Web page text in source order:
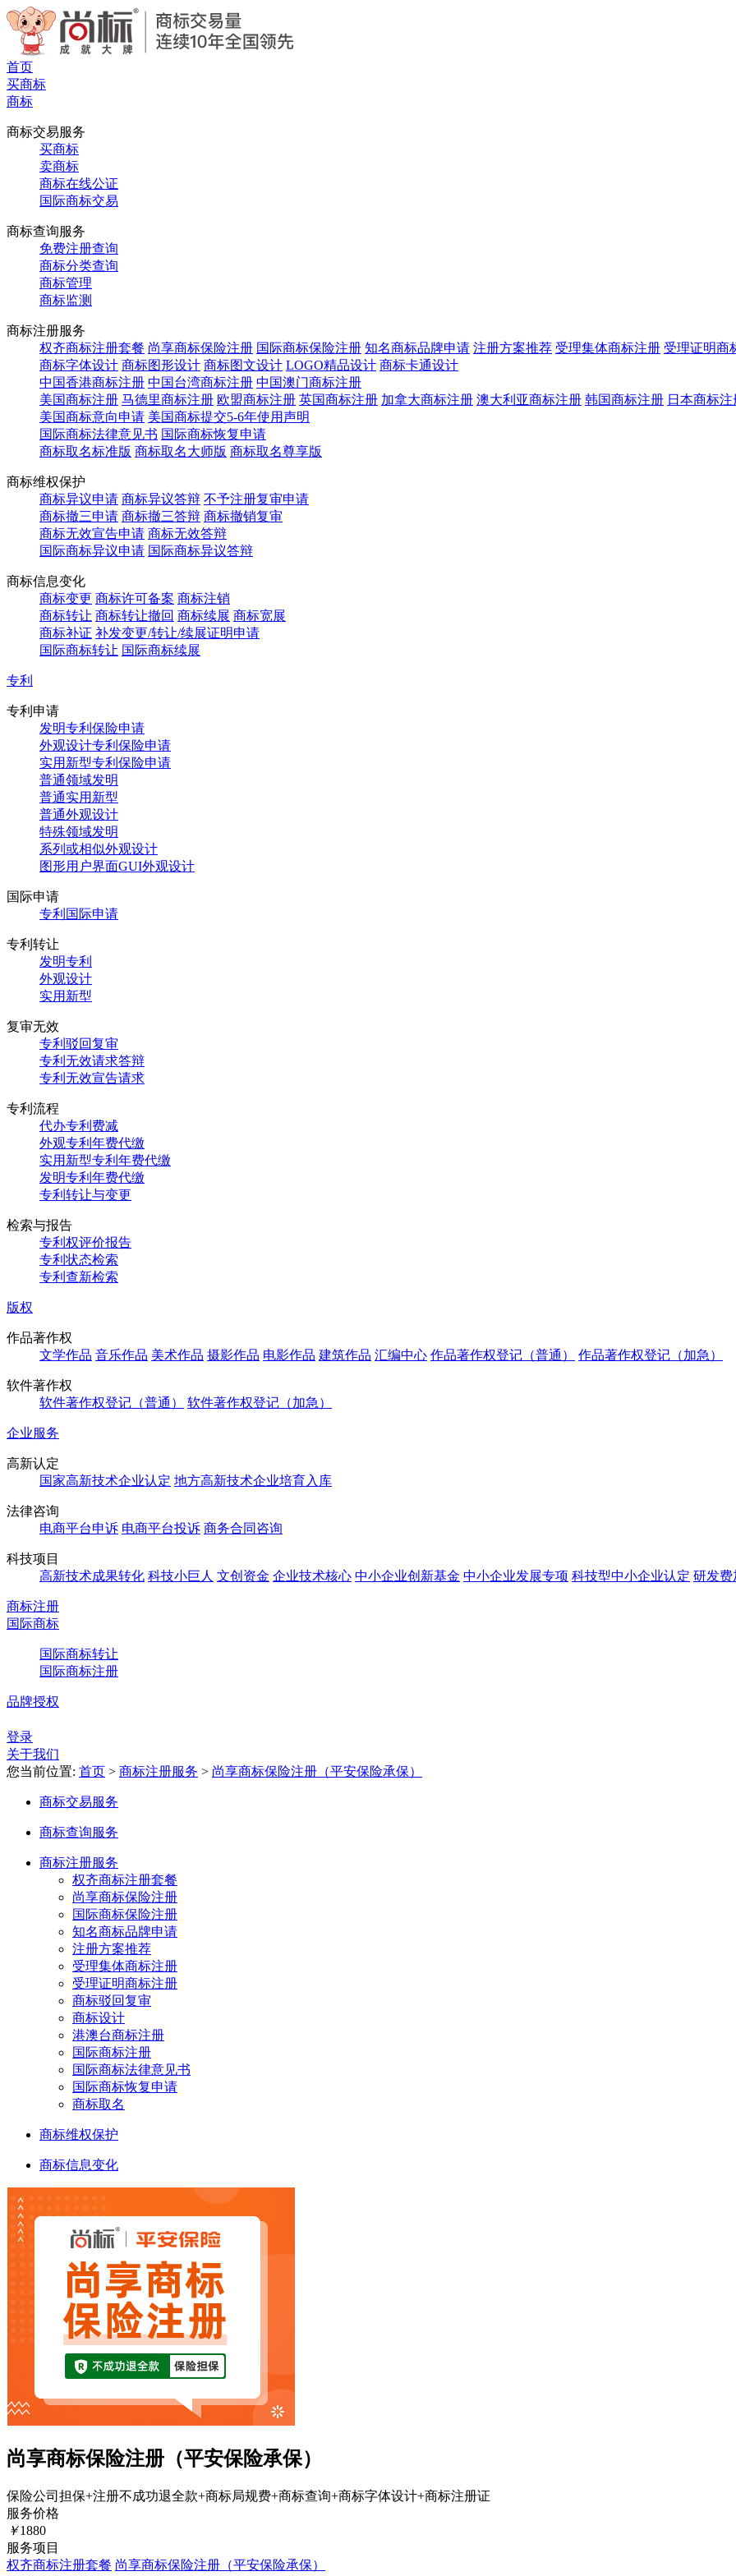
首页
买商标
商标
商标交易服务
买商标
卖商标
商标在线公证
国际商标交易
商标查询服务
免费注册查询
商标分类查询
商标管理
商标监测
商标注册服务
权齐商标注册套餐 尚享商标保险注册 国际商标保险注册 知名商标品牌申请 注册方案推荐 受理集体商标注册 受理证明商
商标字体设计 商标图形设计 商标图文设计 LOGO精品设计 商标卡通设计
中国香港商标注册 中国台湾商标注册 中国澳门商标注册
美国商标注册 马德里商标注册 欧盟商标注册 英国商标注册 加拿大商标注册 澳大利亚商标注册 韩国商标注册 日本商标注
美国商标意向申请 美国商标提交5-6年使用声明
国际商标法律意见书 国际商标恢复申请
商标取名标准版 商标取名大师版 商标取名尊享版
商标维权保护
商标异议申请 商标异议答辩 不予注册复审申请
商标撤三申请 商标撤三答辩 商标撤销复审
商标无效宣告申请 商标无效答辩
国际商标异议申请 国际商标异议答辩
商标信息变化
商标变更 商标许可备案 商标注销
商标转让 商标转让撤回 商标续展 商标宽展
商标补证 补发变更/转让/续展证明申请
国际商标转让 国际商标续展
专利
专利申请
发明专利保险申请
外观设计专利保险申请
实用新型专利保险申请
普通领域发明
普通实用新型
普通外观设计
特殊领域发明
系列或相似外观设计
图形用户界面GUI外观设计
国际申请
专利国际申请
专利转让
发明专利
外观设计
实用新型
复审无效
专利驳回复审
专利无效请求答辩
专利无效宣告请求
专利流程
代办专利费减
外观专利年费代缴
实用新型专利年费代缴
发明专利年费代缴
专利转让与变更
检索与报告
专利权评价报告
专利状态检索
专利查新检索
版权
作品著作权
文学作品 音乐作品 美术作品 摄影作品 电影作品 建筑作品 汇编中心 作品著作权登记（普通） 作品著作权登记（加急）
软件著作权
软件著作权登记（普通）
软件著作权登记（加急）
企业服务
高新认定
国家高新技术企业认定 地方高新技术企业培育入库
法律咨询
电商平台申诉 电商平台投诉 商务合同咨询
科技项目
高新技术成果转化 科技小巨人 文创资金 企业技术核心 中小企业创新基金 中小企业发展专项 科技型中小企业认定 研发费
商标注册
国际商标
国际商标转让
国际商标注册
品牌授权
登录
关于我们
您当前位置: 首页 > 商标注册服务 > 尚享商标保险注册（平安保险承保）
商标交易服务
商标查询服务
商标注册服务
权齐商标注册套餐
尚享商标保险注册
国际商标保险注册
知名商标品牌申请
注册方案推荐
受理集体商标注册
受理证明商标注册
商标驳回复审
商标设计
港澳台商标注册
国际商标注册
国际商标法律意见书
国际商标恢复申请
商标取名
商标维权保护
商标信息变化
尚享商标保险注册（平安保险承保）
保险公司担保+注册不成功退全款+商标局规费+商标查询+商标字体设计+商标注册证
服务价格
￥1880
服务项目
权齐商标注册套餐 尚享商标保险注册（平安保险承保）